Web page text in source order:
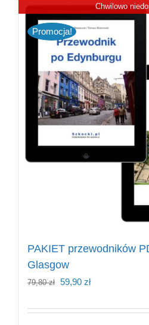
Chwilowo
Promocja!
PAKIET przewodników
Glasgow
79,80zł Pierwotna
59,90 złAktualna